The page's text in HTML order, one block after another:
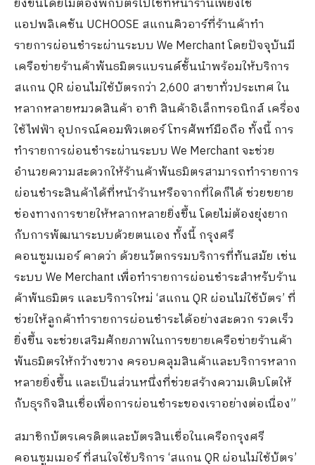
ยิ่งขึ้นโดยไม่ต้องพกบัตรไปใช้ที่หน้าร้านเพียงใช้
แอปพลิเคชัน UCHOOSE สแกนคิวอาร์ที่ร้านค้าทำ
รายการผ่อนชำระผ่านระบบ We Merchant โดยปัจจุบันมี
เครือข่ายร้านค้าพันธมิตรแบรนด์ชั้นนำพร้อมให้บริการ
สแกน QR ผ่อนไม่ใช้บัตรกว่า 2,600 สาขาทั่วประเทศ ใน
หลากหลายหมวดสินค้า อาทิ สินค้าอิเล็กทรอนิกส์ เครื่อง
ใช้ไฟฟ้า อุปกรณ์คอมพิวเตอร์ โทรศัพท์มือถือ ทั้งนี้ การ
ทำรายการผ่อนชำระผ่านระบบ We Merchant จะช่วย
อำนวยความสะดวกให้ร้านค้าพันธมิตรสามารถทำรายการ
ผ่อนชำระสินค้าได้ที่หน้าร้านหรือจากที่ใดก็ได้ ช่วยขยาย
ช่องทางการขายให้หลากหลายยิ่งขึ้น โดยไม่ต้องยุ่งยาก
กับการพัฒนาระบบด้วยตนเอง ทั้งนี้ กรุงศรี
คอนซูมเมอร์ คาดว่า ด้วยนวัตกรรมบริการที่ทันสมัย เช่น
ระบบ We Merchant เพื่อทำรายการผ่อนชำระสำหรับร้าน
ค้าพันธมิตร และบริการใหม่ ‘สแกน QR ผ่อนไม่ใช้บัตร’ ที่
ช่วยให้ลูกค้าทำรายการผ่อนชำระได้อย่างสะดวก รวดเร็ว
ยิ่งขึ้น จะช่วยเสริมศักยภาพในการขยายเครือข่ายร้านค้า
พันธมิตรให้กว้างขวาง ครอบคลุมสินค้าและบริการหลาก
หลายยิ่งขึ้น และเป็นส่วนหนึ่งที่ช่วยสร้างความเติบโตให้
กับธุรกิจสินเชื่อเพื่อการผ่อนชำระของเราอย่างต่อเนื่อง”
สมาชิกบัตรเครดิตและบัตรสินเชื่อในเครือกรุงศรี
คอนซูมเมอร์ ที่สนใจใช้บริการ ‘สแกน QR ผ่อนไม่ใช้บัตร’